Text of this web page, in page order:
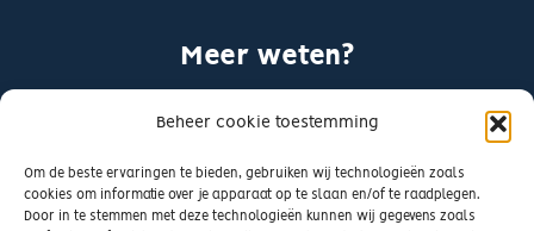
Beheer cookie toestemming
Om de beste ervaringen te bieden, gebruiken wij technologieën zoals
cookies om informatie over je apparaat op te slaan en/of te raadplegen.
Door in te stemmen met deze technologieën kunnen wij gegevens zoals
Meer weten?
Wil jij meer weten over hypotheken in het algemeen en
verkennen wat jouw mogelijkheden zijn? Neem dan nu
contact op voor een vrijblijvend kennismakingsgesprek.